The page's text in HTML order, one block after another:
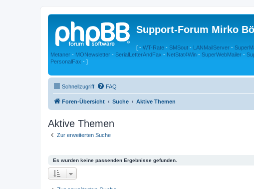
Support-Forum Mirko
[ - WT-Rate - SMSout - LANMailServer -
Metaner - MONewsletter - SerialLetterAndFax - NetStat4Win - SuperWebMailer -
PersonalFax - ]
Schnellzugriff FAQ
Foren-Übersicht Suche Aktive Themen
Aktive Themen
Zur erweiterten Suche
Es wurden keine passenden Ergebnisse gefunden.